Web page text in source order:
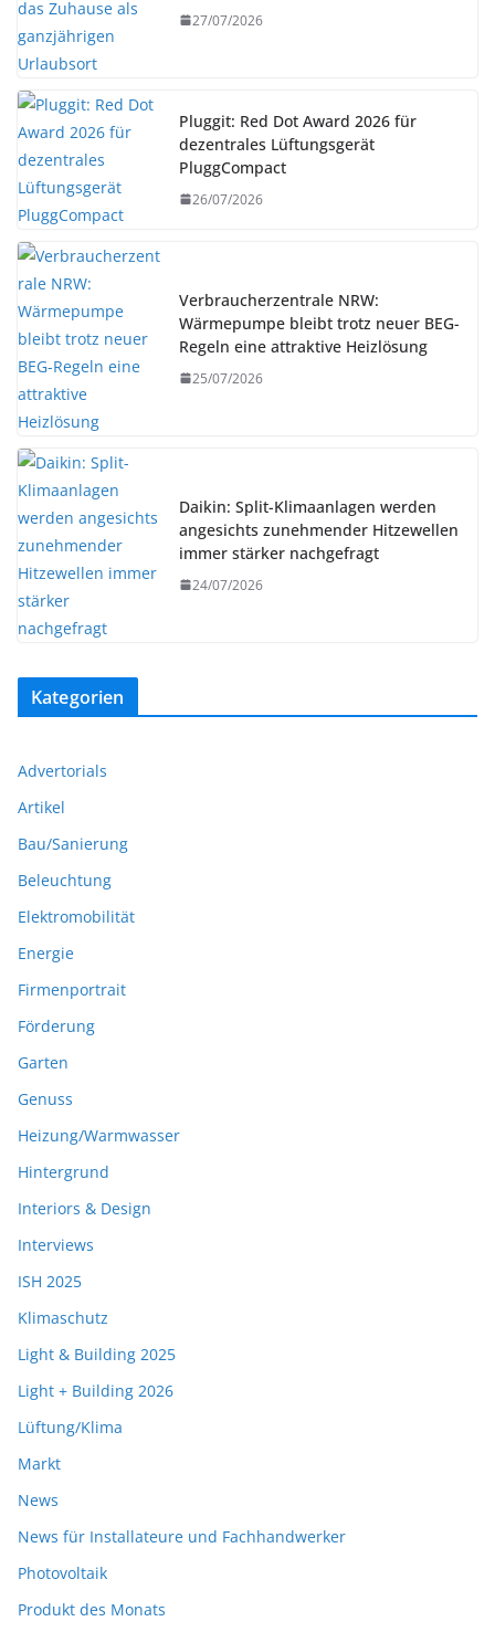
27/07/2026
Pluggit: Red Dot Award 2026 für
dezentrales Lüftungsgerät
PluggCompact
26/07/2026
Verbraucherzentrale NRW:
Wärmepumpe bleibt trotz neuer BEG-
Regeln eine attraktive Heizlösung
25/07/2026
Daikin: Split-Klimaanlagen werden
angesichts zunehmender Hitzewellen
immer stärker nachgefragt
24/07/2026
Kategorien
Advertorials
Artikel
Bau/Sanierung
Beleuchtung
Elektromobilität
Energie
Firmenportrait
Förderung
Garten
Genuss
Heizung/Warmwasser
Hintergrund
Interiors & Design
Interviews
ISH 2025
Klimaschutz
Light & Building 2025
Light + Building 2026
Lüftung/Klima
Markt
News
News für Installateure und Fachhandwerker
Photovoltaik
Produkt des Monats